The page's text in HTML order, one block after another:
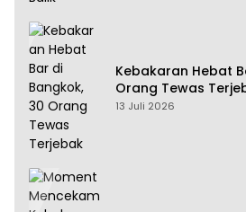
Kebakaran Hebat
Orang Tewas
13 Juli 2026